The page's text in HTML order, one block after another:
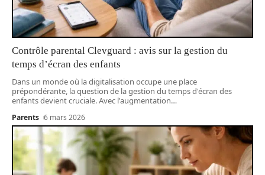
Contrôle parental Clevguard : avis sur la gestion du
temps d’écran des enfants
Dans un monde où la digitalisation occupe une place
prépondérante, la question de la gestion du temps d'écran des
enfants devient cruciale. Avec l'augmentation…
Parents 6 mars 2026